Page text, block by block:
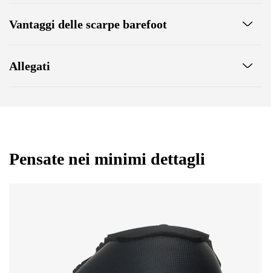
Vantaggi delle scarpe barefoot
Zero drop: tallone e punta allo stesso livello per una postura
Allegati
Pensate nei minimi dettagli